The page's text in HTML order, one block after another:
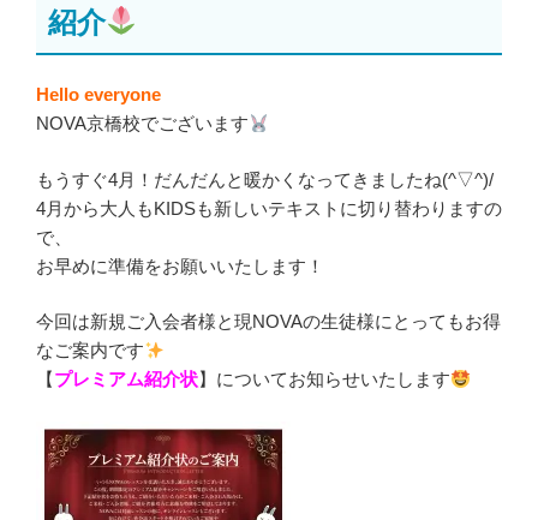
紹介
Hello everyone
NOVA京橋校でございます
もうすぐ4月！だんだんと暖かくなってきましたね(^▽^)/
4月から大人もKIDSも新しいテキストに切り替わりますの
で、
お早めに準備をお願いいたします！
今回は新規ご入会者様と現NOVAの生徒様にとってもお得
なご案内です
【プレミアム紹介状】についてお知らせいたします